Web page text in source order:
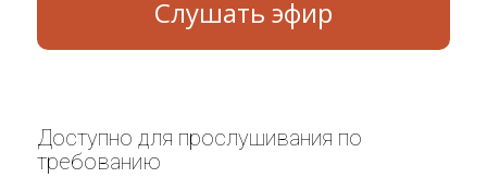
Слушать эфир
Доступно для прослушивания по
требованию